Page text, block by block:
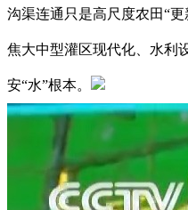
沟渠连通只是高尺度农田“
焦大中型灌区现代化、水利
安“水”根本。